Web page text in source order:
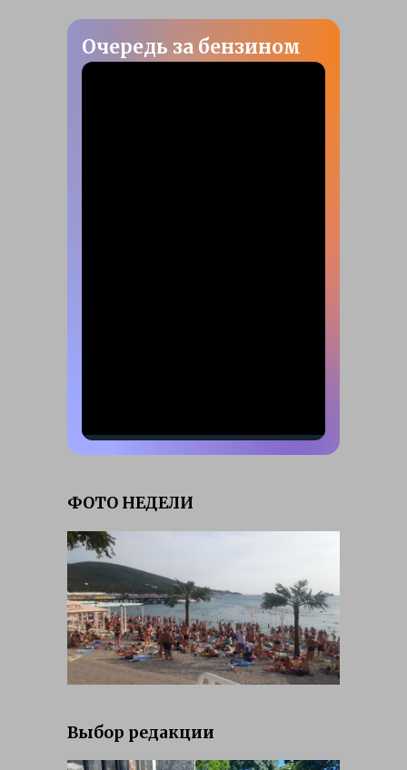
Очередь за бензином
ФОТО НЕДЕЛИ
Выбор редакции